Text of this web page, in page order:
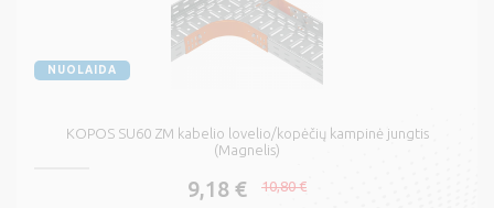
NUOLAIDA
KOPOS SU60 ZM kabelio lovelio/kopėčių kampinė jungtis
(Magnelis)
9,18 € 10,80 €